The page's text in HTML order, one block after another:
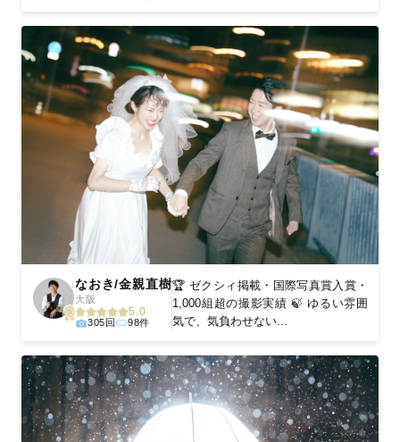
なおき/金親直樹
大阪
5.0
305回 98件
🏆 ゼクシィ掲載・国際写真賞入賞・
1,000組超の撮影実績 🍃 ゆるい雰囲
気で、気負わせない...